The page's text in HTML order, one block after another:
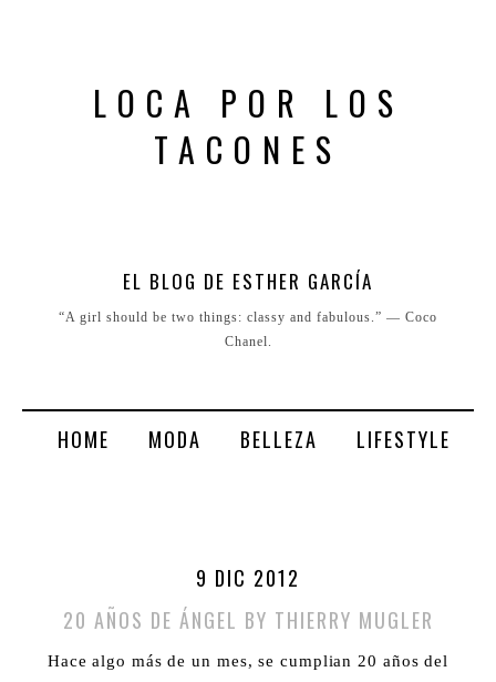
LOCA POR LOS
TACONES
EL BLOG DE ESTHER GARCÍA
“A girl should be two things: classy and fabulous.” ― Coco
Chanel.
HOME MODA BELLEZA LIFESTYLE
9 DIC 2012
20 AÑOS DE ÁNGEL BY THIERRY MUGLER
Hace algo más de un mes, se cumplian 20 años del